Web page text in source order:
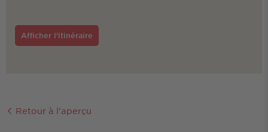
Afficher l'itinéraire
Retour à l'aperçu